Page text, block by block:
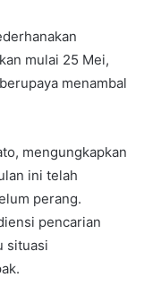
mulai 25 Mei,
menambal
mengungkapkan
ini telah
perang.
pencarian
situasi